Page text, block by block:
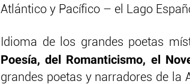
Atlántico y Pacífico – el Lago
Idioma de los grandes poetas
Poesía, del Romanticismo, el
grandes poetas y narradores de la